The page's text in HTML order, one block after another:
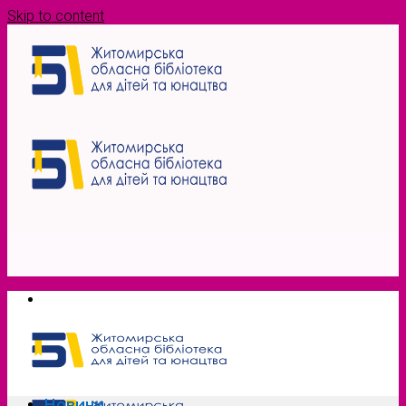
Skip to content